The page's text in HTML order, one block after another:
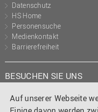
Auf unserer Webseite
Datenschutz
HS Home
Personensuche
Medienkontakt
Barrierefreiheit
BESUCHEN SIE UNS
Instagram
Tiktok